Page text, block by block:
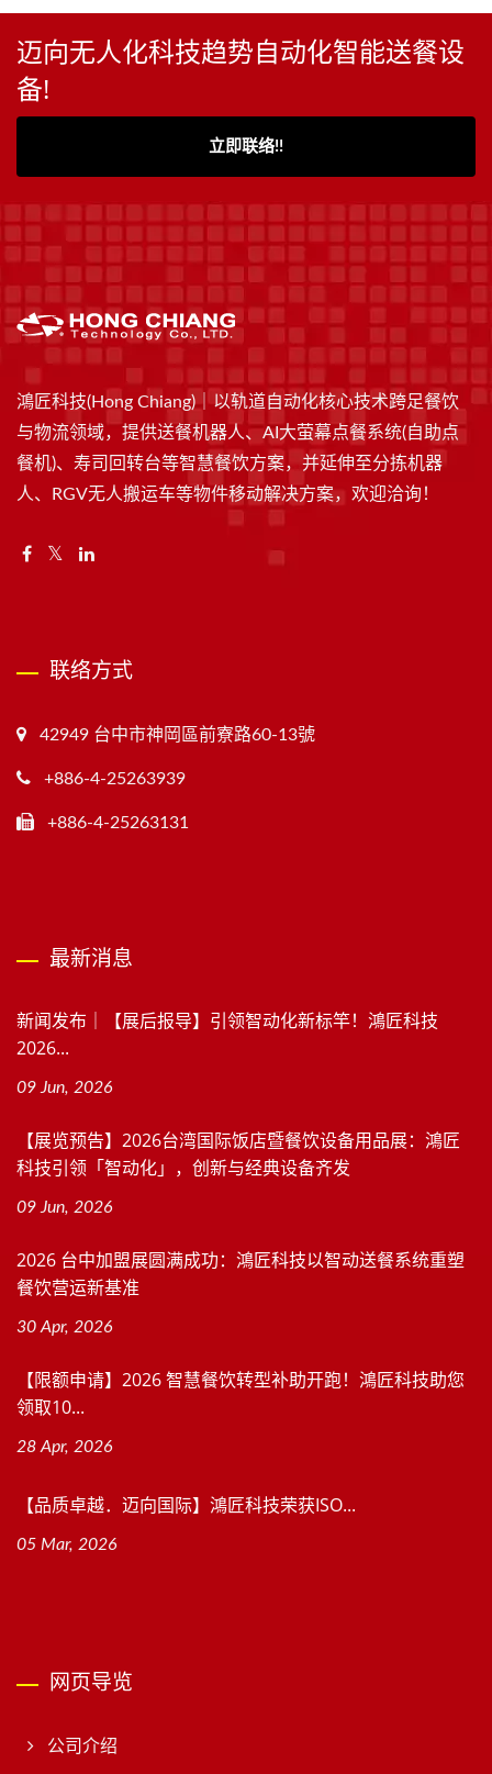
迈向无人化科技趋势自动化智能送餐设
备!
立即联络!!
鴻匠科技(Hong Chiang)｜以轨道自动化核心技术跨足餐饮
与物流领域，提供送餐机器人、AI大萤幕点餐系统(自助点
餐机)、寿司回转台等智慧餐饮方案，并延伸至分拣机器
人、RGV无人搬运车等物件移动解决方案，欢迎洽询！
联络方式
42949 台中市神岡區前寮路60-13號
+886-4-25263939
+886-4-25263131
最新消息
新闻发布｜【展后报导】引领智动化新标竿！鴻匠科技
2026...
09 Jun, 2026
【展览预告】2026台湾国际饭店暨餐饮设备用品展：鴻匠
科技引领「智动化」，创新与经典设备齐发
09 Jun, 2026
2026 台中加盟展圆满成功：鴻匠科技以智动送餐系统重塑
餐饮营运新基准
30 Apr, 2026
【限额申请】2026 智慧餐饮转型补助开跑！鴻匠科技助您
领取10...
28 Apr, 2026
【品质卓越．迈向国际】鴻匠科技荣获ISO...
05 Mar, 2026
网页导览
公司介绍